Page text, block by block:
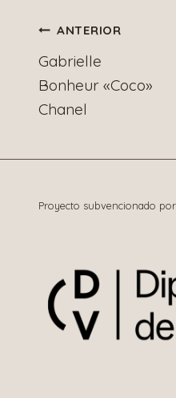
de
entradas
ANTERIOR
Gabrielle
Bonheur «Coco»
Chanel
Proyecto subvencionado